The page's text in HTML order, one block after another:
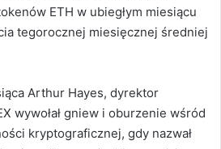
ETH w ubiegłym miesiącu
tegorocznej miesięcznej średniej
Arthur Hayes, dyrektor
wywołał gniew i oburzenie wśród
kryptograficznej, gdy nazwał